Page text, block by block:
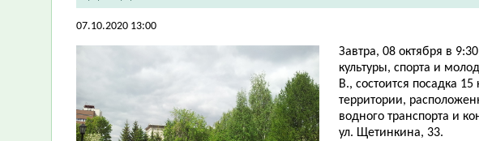
07.10.2020 13:00
Завтра, 08 октября в
культуры, спорта и
В., состоится посадка
территории,
водного транспорта и
ул. Щетинкина, 33.